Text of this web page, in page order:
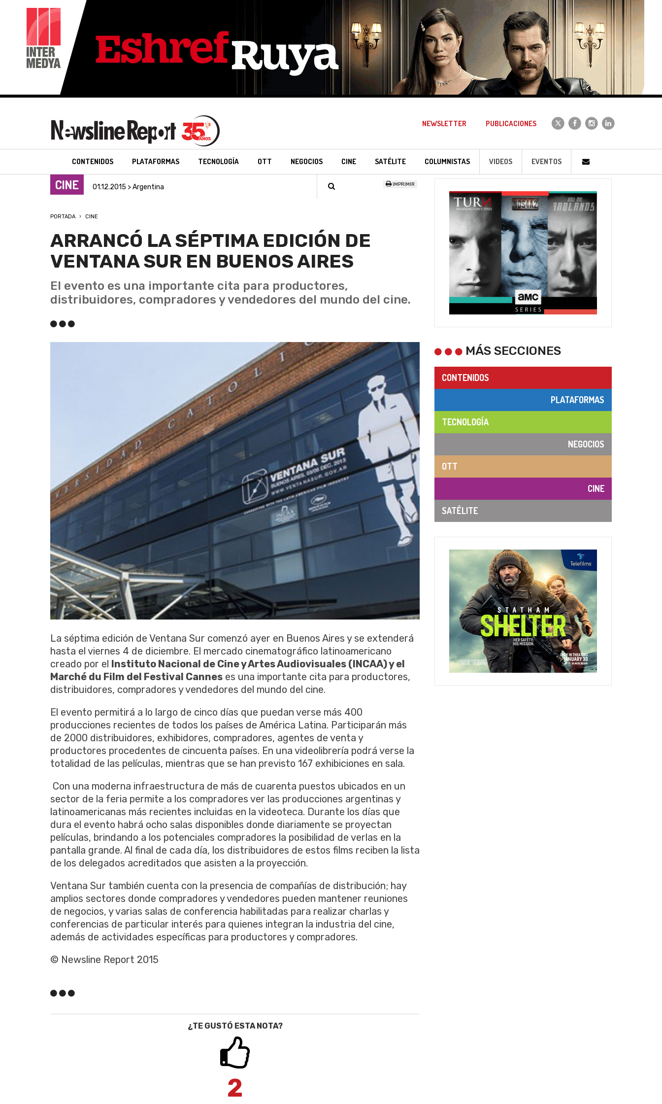
NEWSLETTER PUBLICACIONES
CONTENIDOS PLATAFORMAS TECNOLOGÍA OTT NEGOCIOS CINE SATÉLITE COLUMNISTAS VIDEOS EVENTOS
CINE 01.12.2015 > Argentina IMPRIMIR
PORTADA CINE
ARRANCÓ LA SÉPTIMA EDICIÓN DE
VENTANA SUR EN BUENOS AIRES
El evento es una importante cita para productores,
distribuidores, compradores y vendedores del mundo del cine.
La séptima edición de Ventana Sur comenzó ayer en Buenos Aires y se extenderá
hasta el viernes 4 de diciembre. El mercado cinematográfico latinoamericano
creado por el Instituto Nacional de Cine y Artes Audiovisuales (INCAA) y el
Marché du Film del Festival Cannes es una importante cita para productores,
distribuidores, compradores y vendedores del mundo del cine.
El evento permitirá a lo largo de cinco días que puedan verse más 400
producciones recientes de todos los países de América Latina. Participarán más
de 2000 distribuidores, exhibidores, compradores, agentes de venta y
productores procedentes de cincuenta países. En una videolibrería podrá verse la
totalidad de las películas, mientras que se han previsto 167 exhibiciones en sala.
Con una moderna infraestructura de más de cuarenta puestos ubicados en un
sector de la feria permite a los compradores ver las producciones argentinas y
latinoamericanas más recientes incluidas en la videoteca. Durante los días que
dura el evento habrá ocho salas disponibles donde diariamente se proyectan
películas, brindando a los potenciales compradores la posibilidad de verlas en la
pantalla grande. Al final de cada día, los distribuidores de estos films reciben la lista
de los delegados acreditados que asisten a la proyección.
Ventana Sur también cuenta con la presencia de compañías de distribución; hay
amplios sectores donde compradores y vendedores pueden mantener reuniones
de negocios, y varias salas de conferencia habilitadas para realizar charlas y
conferencias de particular interés para quienes integran la industria del cine,
además de actividades específicas para productores y compradores.
© Newsline Report 2015
¿TE GUSTÓ ESTA NOTA?
2
MÁS SECCIONES
CONTENIDOS
PLATAFORMAS
TECNOLOGÍA
NEGOCIOS
OTT
CINE
SATÉLITE